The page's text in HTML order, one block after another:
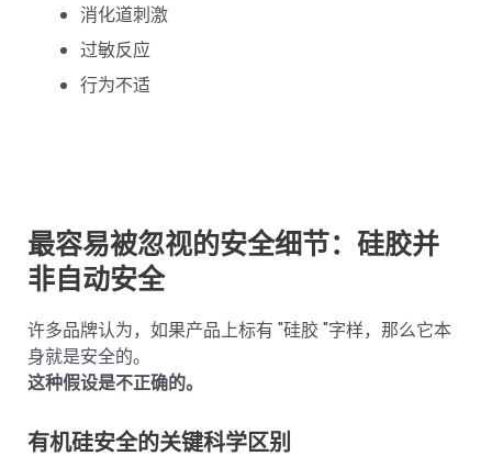
消化道刺激
过敏反应
行为不适
最容易被忽视的安全细节：硅胶并
非自动安全
许多品牌认为，如果产品上标有 "硅胶 "字样，那么它本
身就是安全的。
这种假设是不正确的。
有机硅安全的关键科学区别